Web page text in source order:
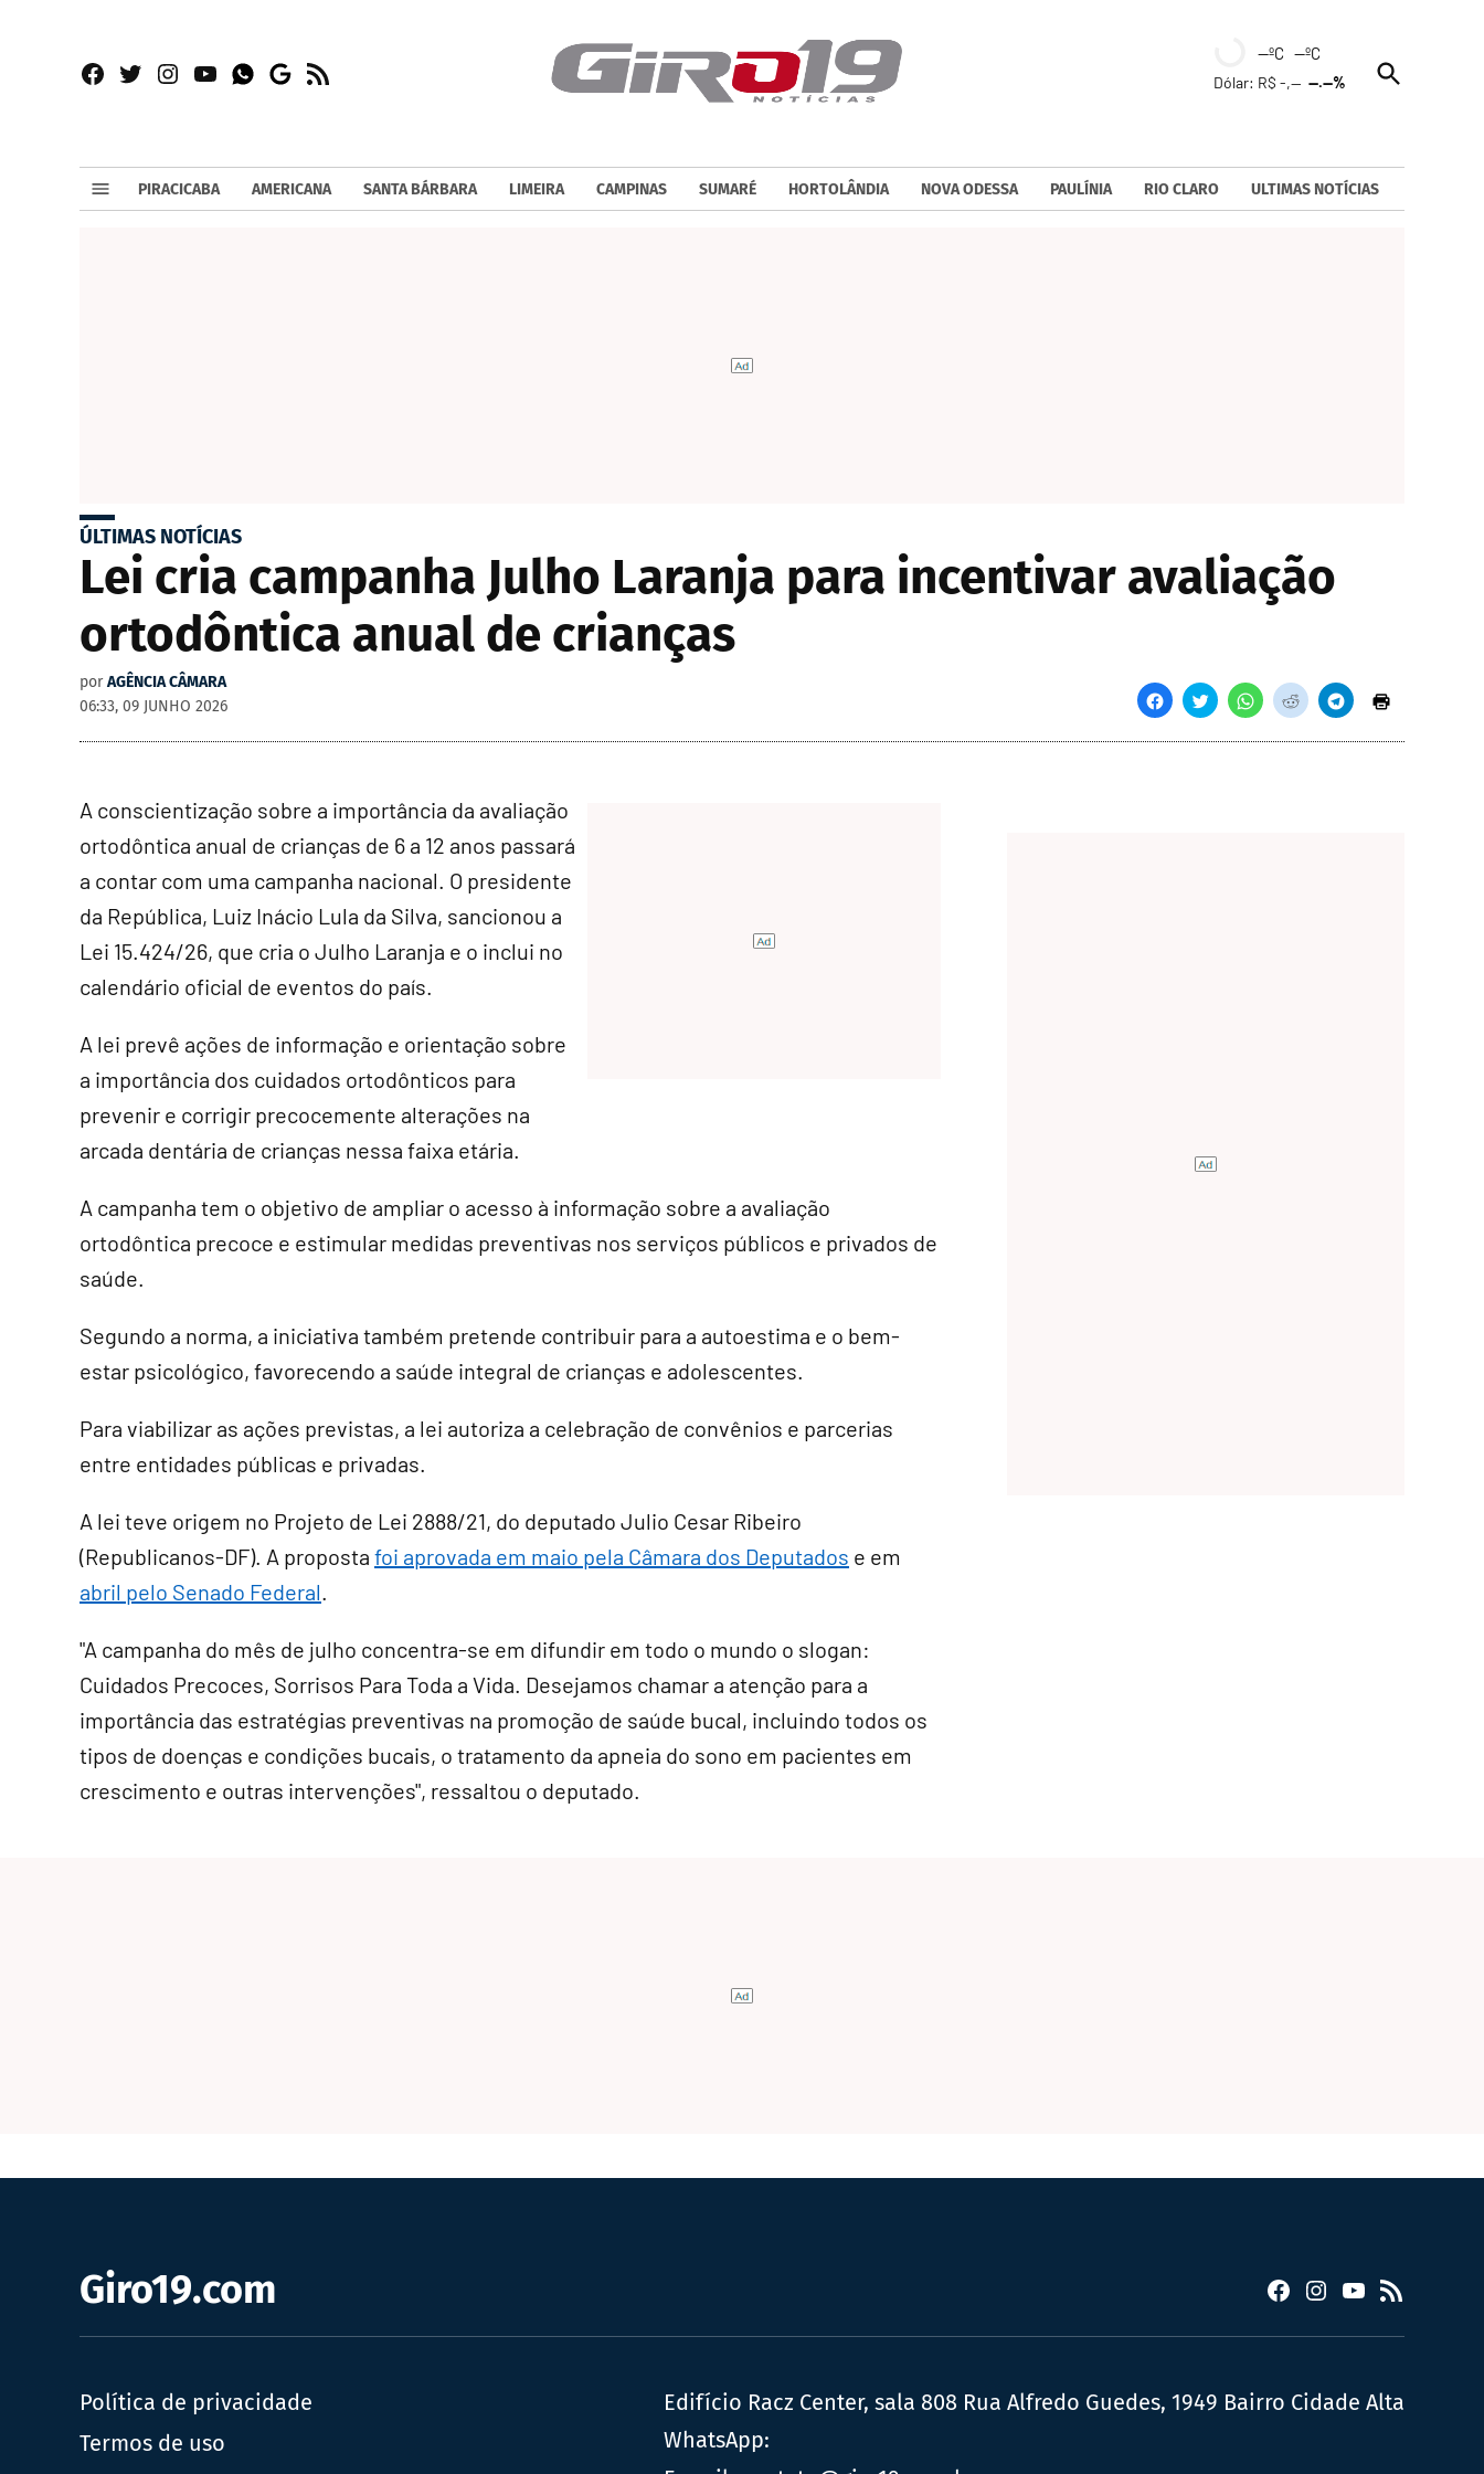
Facebook
TwitterInstagram
YouTubeWhatsapp
Google
RSS
--ºC --ºC
Dólar: R$ -,----.--%
Open
Search
PIRACICABA AMERICANA SANTA BÁRBARA LIMEIRA CAMPINAS SUMARÉ HORTOLÂNDIA NOVA ODESSA PAULÍNIA RIO CLARO ULTIMAS NOTÍCIAS
ÚLTIMAS NOTÍCIAS
Lei cria campanha Julho Laranja para incentivar avaliação
ortodôntica anual de crianças
por AGÊNCIA CÂMARA
06:33, 09 JUNHO 2026
A conscientização sobre a importância da avaliação
ortodôntica anual de crianças de 6 a 12 anos passará
a contar com uma campanha nacional. O presidente
da República, Luiz Inácio Lula da Silva, sancionou a
Lei 15.424/26, que cria o Julho Laranja e o inclui no
calendário oficial de eventos do país.
A lei prevê ações de informação e orientação sobre
a importância dos cuidados ortodônticos para
prevenir e corrigir precocemente alterações na
arcada dentária de crianças nessa faixa etária.
A campanha tem o objetivo de ampliar o acesso à informação sobre a avaliação
ortodôntica precoce e estimular medidas preventivas nos serviços públicos e privados de
saúde.
Segundo a norma, a iniciativa também pretende contribuir para a autoestima e o bem-
estar psicológico, favorecendo a saúde integral de crianças e adolescentes.
Para viabilizar as ações previstas, a lei autoriza a celebração de convênios e parcerias
entre entidades públicas e privadas.
A lei teve origem no Projeto de Lei 2888/21, do deputado Julio Cesar Ribeiro
(Republicanos-DF). A proposta foi aprovada em maio pela Câmara dos Deputados e em
abril pelo Senado Federal.
"A campanha do mês de julho concentra-se em difundir em todo o mundo o slogan:
Cuidados Precoces, Sorrisos Para Toda a Vida. Desejamos chamar a atenção para a
importância das estratégias preventivas na promoção de saúde bucal, incluindo todos os
tipos de doenças e condições bucais, o tratamento da apneia do sono em pacientes em
crescimento e outras intervenções", ressaltou o deputado.
Giro19.com Facebook
Instagram
YouTube
RSS
Política de privacidade
Termos de uso
Edifício Racz Center, sala 808 Rua Alfredo Guedes, 1949 Bairro Cidade Alta
WhatsApp: